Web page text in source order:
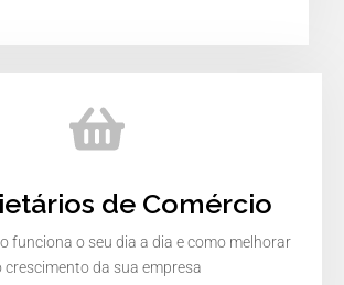
de Comércio
funciona o seu dia a dia e como melhorar
crescimento da sua empresa